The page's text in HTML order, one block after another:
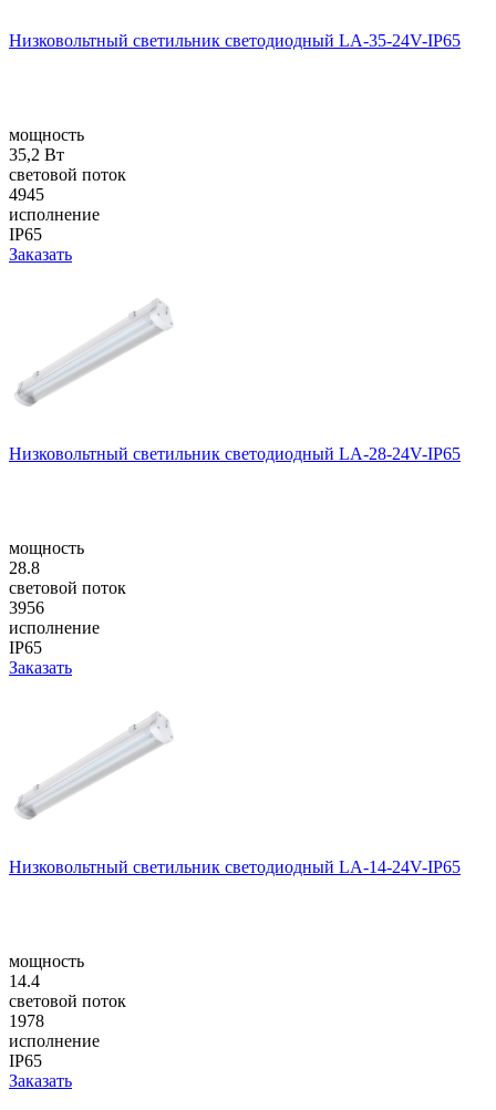
Низковольтный светильник светодиодный LA-35-24V-IP65
мощность
35,2 Вт
световой поток
4945
исполнение
IP65
Заказать
Низковольтный светильник светодиодный LA-28-24V-IP65
мощность
28.8
световой поток
3956
исполнение
IP65
Заказать
Низковольтный светильник светодиодный LA-14-24V-IP65
мощность
14.4
световой поток
1978
исполнение
IP65
Заказать